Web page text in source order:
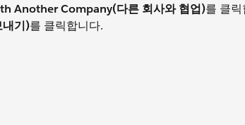
Another Company(다른 회사와 협업)를 클
기)를 클릭합니다.